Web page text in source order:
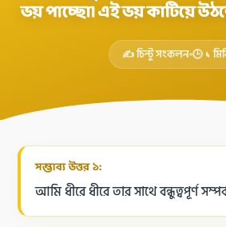
✦
ভয় পাচ্ছো। এই ভয় কাটিয়ে
✍️ চিন্টু সংকলন 🕒 ১
সম্ভাব্য উত্তর ১:
আমি ধীরে ধীরে তার সাথে বন্ধুত্বপূর্ণ